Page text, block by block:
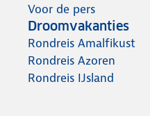
Voor de pers
Droomvakanties
Rondreis Amalfikust
Rondreis Azoren
Rondreis IJsland